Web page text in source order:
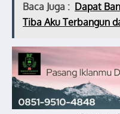
Baca Juga : Dapat
Tiba Aku Terbangun